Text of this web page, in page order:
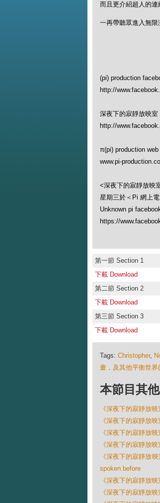
而且更介紹超人的
一再帶聽眾進入無限
(pi) production
http://
深夜下的寂靜放映室
http://
π(pi) production
www.pi-
<深夜下的寂靜放映
星期三於＜Pi 網上
Unknown pi
https://
第一節 Section 1
下載 Download
第二節 Section 2
下載 Download
第三節 Section 3
下載 Download
Tags: Christopher,
畫，及其他平衡世界
本節目其
《深夜下的寂靜放
《深夜下的寂靜放
《深夜下的寂靜放
《深夜下的寂靜放
《深夜下的寂靜放
spoken before
《深夜下的寂靜放
《深夜下的寂靜放